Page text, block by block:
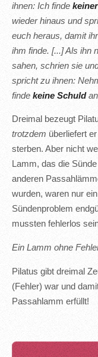
ihnen: Ich finde
wieder hinaus und
euch heraus, damit
ihm finde. [...] Als ihn
sahen, schrien sie
spricht zu ihnen:
finde keine Schuldan
Dreimal bezeugt
trotzdem überliefert
sterben. Aber nicht
Lamm, das die
anderen
wurden, waren nur
Sündenproblem
mussten fehlerlos
Ein Lamm ohne
Pilatus gibt dreimal
(Fehler) war und
Passahlamm erfüllt!